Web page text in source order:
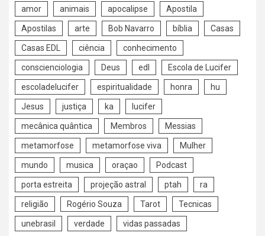
amor animais apocalipse Apostila
Apostilas arte Bob Navarro bíblia Casas
Casas EDL ciência conhecimento
conscienciologia Deus edl Escola de Lucifer
escoladelucifer espiritualidade honra hu
Jesus justiça ka lucifer
mecânica quântica Membros Messias
metamorfose metamorfose viva Mulher
mundo musica oraçao Podcast
porta estreita projeção astral ptah ra
religião Rogério Souza Tarot Tecnicas
unebrasil verdade vidas passadas